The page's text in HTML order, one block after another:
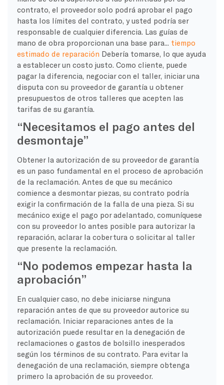
contrato, el proveedor solo podrá aprobar el pago
hasta los límites del contrato, y usted podría ser
responsable de cualquier diferencia. Las guías de
mano de obra proporcionan una base para... tiempo
estimado de reparación Debería tomarse, lo que ayuda
a establecer un costo justo. Como cliente, puede
pagar la diferencia, negociar con el taller, iniciar una
disputa con su proveedor de garantía u obtener
presupuestos de otros talleres que acepten las
tarifas de su garantía.
“Necesitamos el pago antes del
desmontaje”
Obtener la autorización de su proveedor de garantía
es un paso fundamental en el proceso de aprobación
de la reclamación. Antes de que su mecánico
comience a desmontar piezas, su contrato podría
exigir la confirmación de la falla de una pieza. Si su
mecánico exige el pago por adelantado, comuníquese
con su proveedor lo antes posible para autorizar la
reparación, aclarar la cobertura o solicitar al taller
que presente la reclamación.
“No podemos empezar hasta la
aprobación”
En cualquier caso, no debe iniciarse ninguna
reparación antes de que su proveedor autorice su
reclamación. Iniciar reparaciones antes de la
autorización puede resultar en la denegación de
reclamaciones o gastos de bolsillo inesperados
según los términos de su contrato. Para evitar la
denegación de una reclamación, siempre obtenga
primero la aprobación de su proveedor.